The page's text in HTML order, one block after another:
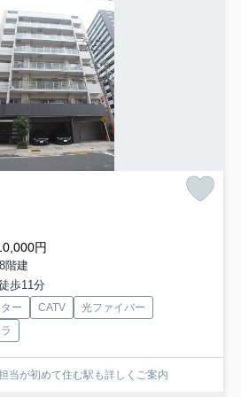
円
階建
歩11分
ー CATV
光ファイバー
当が初めて住む駅も詳しくご案内